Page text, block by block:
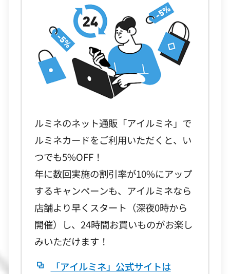
ルミネのネット通販「アイルミネ」で
ルミネカードをご利用いただくと、い
つでも5%OFF！
年に数回実施の割引率が10%にアップ
するキャンペーンも、アイルミネなら
店舗より早くスタート（深夜0時から
開催）し、24時間お買いものがお楽し
みいただけます！
「アイルミネ」公式サイトは